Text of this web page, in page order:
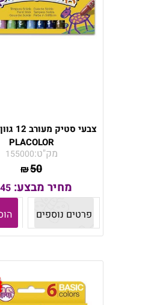
PLACOLOR
מק"ט:155000
₪50
מחיר מבצע: 45
פרטים נוספים